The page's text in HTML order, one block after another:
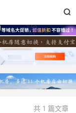

共 1 篇文章